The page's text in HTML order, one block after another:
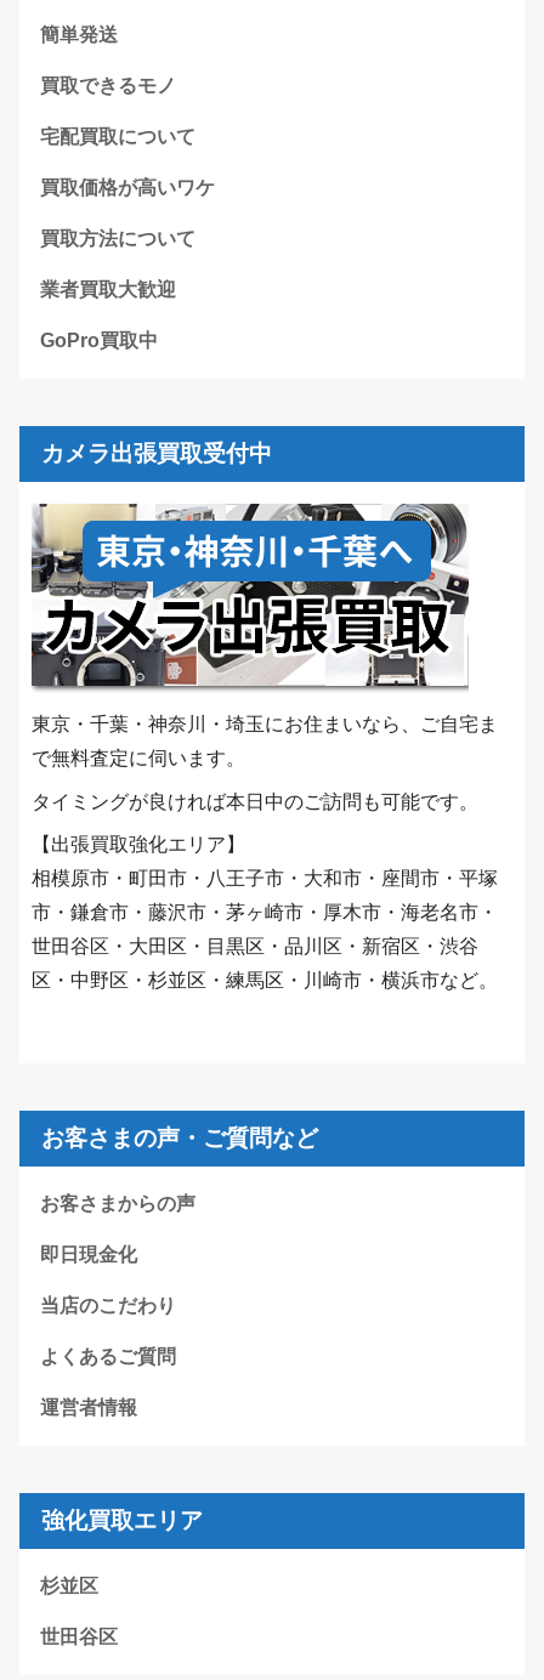
簡単発送
買取できるモノ
宅配買取について
買取価格が高いワケ
買取方法について
業者買取大歓迎
GoPro買取中
カメラ出張買取受付中
東京・千葉・神奈川・埼玉にお住まいなら、ご自宅ま
で無料査定に伺います。
タイミングが良ければ本日中のご訪問も可能です。
【出張買取強化エリア】
相模原市・町田市・八王子市・大和市・座間市・平塚
市・鎌倉市・藤沢市・茅ヶ崎市・厚木市・海老名市・
世田谷区・大田区・目黒区・品川区・新宿区・渋谷
区・中野区・杉並区・練馬区・川崎市・横浜市など。
お客さまの声・ご質問など
お客さまからの声
即日現金化
当店のこだわり
よくあるご質問
運営者情報
強化買取エリア
杉並区
世田谷区